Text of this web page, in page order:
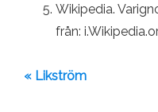
Wikipedia.
från:
« Likström